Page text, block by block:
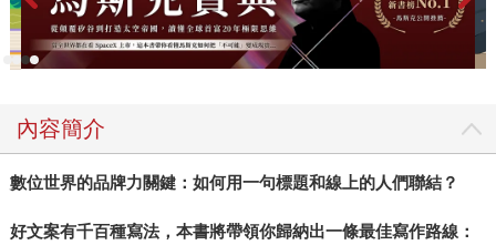
內容簡介
數位世界的品牌力關鍵：如何用一句標題和線上的人們聯結？
好文案有千百種寫法，本書將帶領你歸納出一條最佳寫作路線：